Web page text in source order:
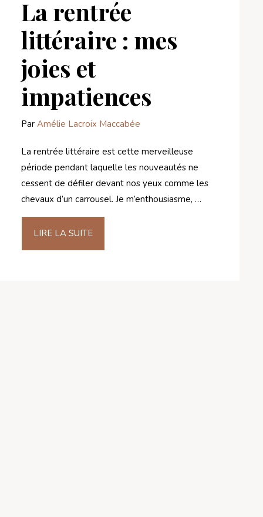
La rentrée
littéraire : mes
joies et
impatiences
Par Amélie Lacroix Maccabée
La rentrée littéraire est cette merveilleuse
période pendant laquelle les nouveautés ne
cessent de défiler devant nos yeux comme les
chevaux d’un carrousel. Je m’enthousiasme, …
LIRE LA SUITE